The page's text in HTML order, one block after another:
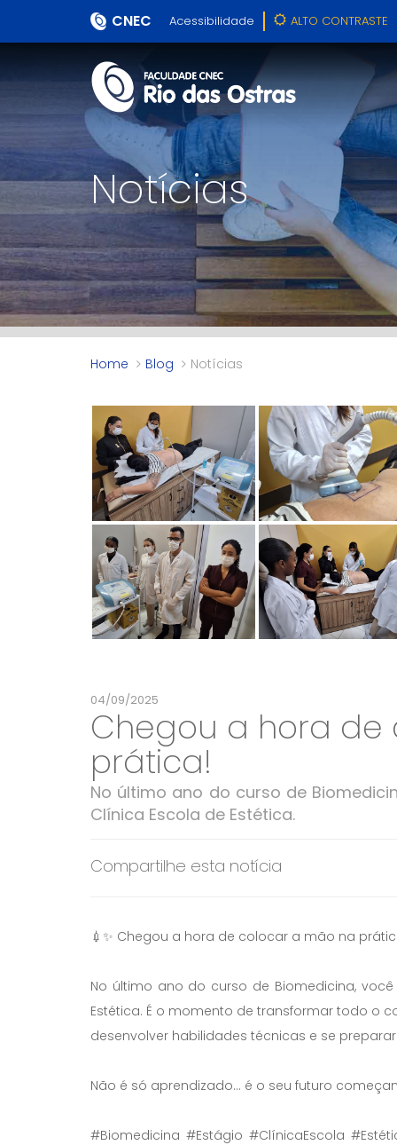
CNEC Acessibilidade ALTO CONTRASTE
Notícias
Home Blog Notícias
04/09/2025
Chegou a hora
prática!
No último ano do curso de
Clínica Escola de Estética.
Compartilhe esta notícia
💉✨ Chegou a hora de colocar a mão na
No último ano do curso de Biomedicina,
Estética. É o momento de transformar todo o
desenvolver habilidades técnicas e se
Não é só aprendizado… é o seu futuro
#Biomedicina #Estágio #ClínicaEscola